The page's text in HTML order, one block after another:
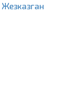
Жезказган